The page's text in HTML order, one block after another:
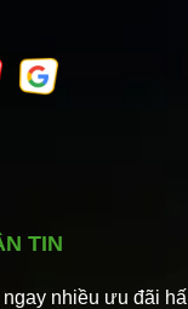
TIN
nhiều ưu đãi